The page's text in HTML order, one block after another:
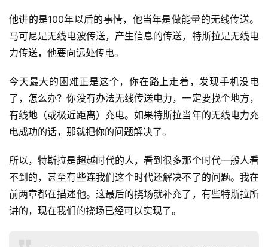
他讲的是100年以后的事情，他当年是做能量的无线传送。
马可尼是无线电波传送，产生信息的传送，特斯拉是无线电
力传送，他要向远处传电。
今天最大的困难正是这个，你在路上走着，发现手机没电
了，怎么办？你没有办法无线传送电力，一定要找个地方，
有线地（或极近距离）充电。如果特斯拉当年的无线电力充
电成功的话，那就把你的问题解决了。
所以，特斯拉是超越时代的人，看到很多那个时代一般人看
不到的，甚至有些连我们这个时代还解决不了的问题。我在
前两章都在描述他。这最后的挠场就补充了，有些特斯拉所
讲的，现在我们的挠场已经可以实现了。